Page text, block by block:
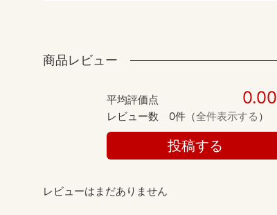
商品レビュー
平均評価点 0.00
レビュー数 0件（全件表示する ）
投稿する
レビューはまだありません